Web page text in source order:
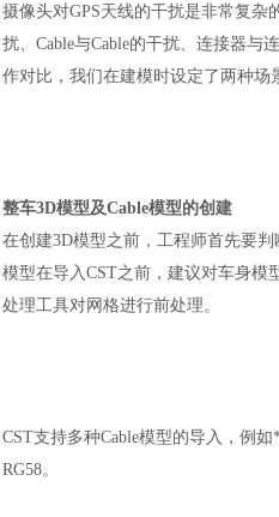
摄像头对GPS天线的干扰是非常复杂
扰、Cable与Cable的干扰、连接器
作对比，我们在建模时设定了两种场
整车3D模型及Cable模型的创建
在创建3D模型之前，工程师首先要
模型在导入CST之前，建议对车身模
处理工具对网格进行前处理。
CST支持多种Cable模型的导入，例
RG58。